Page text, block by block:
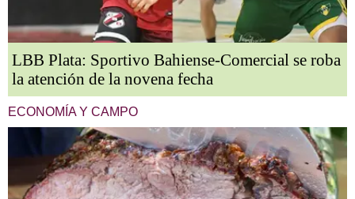
LBB Plata: Sportivo Bahiense-Comercial se roba
la atención de la novena fecha
ECONOMÍA Y CAMPO